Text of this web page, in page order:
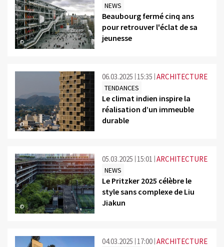
©
NEWS
Beaubourg fermé cinq ans
pour retrouver l'éclat de sa
jeunesse
©
06.03.2025 15:35 ARCHITECTURE
TENDANCES
Le climat indien inspire la
réalisation d’un immeuble
durable
©
05.03.2025 15:01 ARCHITECTURE
NEWS
Le Pritzker 2025 célèbre le
style sans complexe de Liu
Jiakun
04.03.2025 17:00 ARCHITECTURE